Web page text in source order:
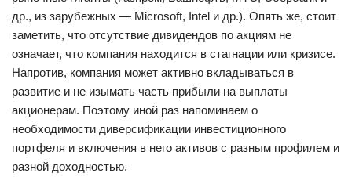
др., из зарубежных — Microsoft, Intel и др.). Опять же, стоит
заметить, что отсутствие дивидендов по акциям не
означает, что компания находится в стагнации или кризисе.
Напротив, компания может активно вкладываться в
развитие и не изымать часть прибыли на выплаты
акционерам. Поэтому иной раз напоминаем о
необходимости диверсификации инвестиционного
портфеля и включения в него активов с разным профилем и
разной доходностью.